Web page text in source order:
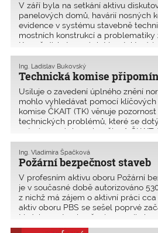
V září byla na setkání aktivu
panelových domů, havárií nosných
evidence v systému stavebně
mostních konstrukcí a problematiky
Kromě diskutovaných témat, která
Technická komise
Ing. Ladislav Bukovský
Usiluje o zavedení úplného znění
mohlo vyhledávat pomocí klíčových
komise ČKAIT (TK) věnuje
technických problémů, které se
autorizovaných osob – členů ČKAIT.
Požární bezpečnost staveb
Ing. Vladimíra Špačková
V profesním aktivu oboru Požární
je v současné době autorizováno
z nichž má zájem o aktivní práci
aktiv oboru PBS se sešel poprvé
té doby se trvale věnuje rozvoji